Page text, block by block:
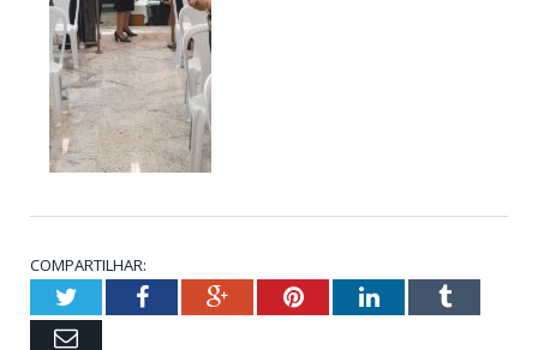
COMPARTILHAR:
TwitterFacebookGoogle+PinterestLinkedInTumblr
Email